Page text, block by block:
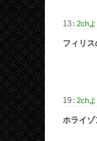
13: 2ch
フィリ
19 : 2ch
ホライゾ